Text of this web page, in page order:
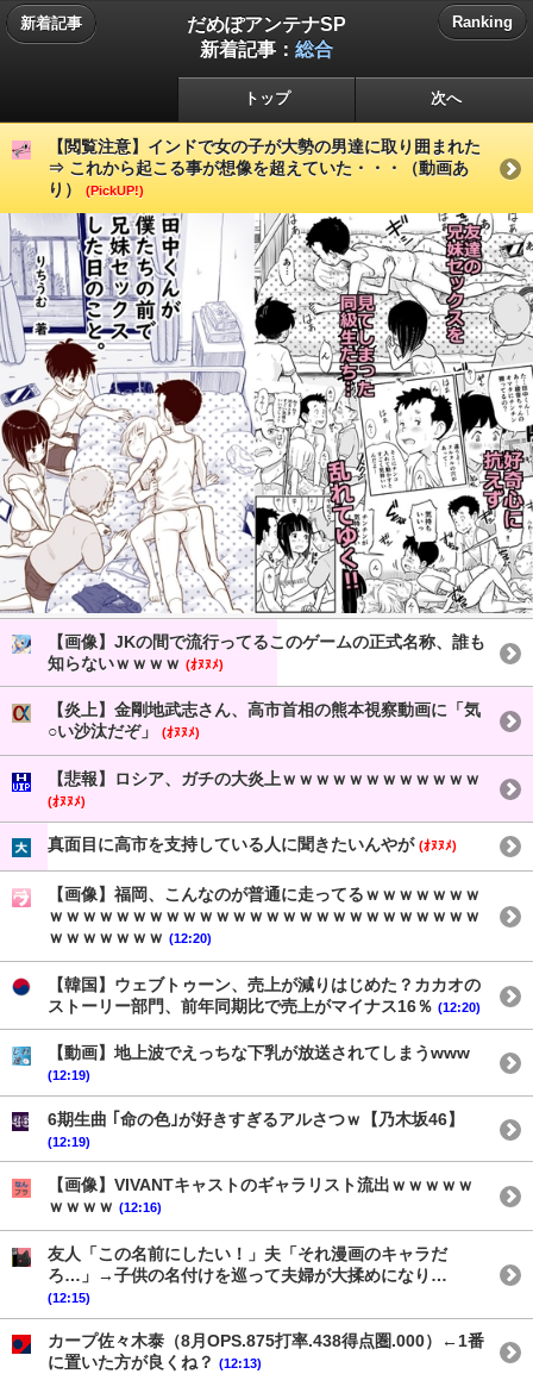
新着記事
だめぽアンテナSP
新着記事： 総合
Ranking
トップ 次へ
【閲覧注意】インドで女の子が大勢の男達に取り囲まれた
⇒ これから起こる事が想像を超えていた・・・（動画あ
り）
(PickUP!)
【画像】JKの間で流行ってるこのゲームの正式名称、誰も
知らないｗｗｗｗ (ｵﾇﾇﾒ)
【炎上】金剛地武志さん、高市首相の熊本視察動画に「気
○い沙汰だぞ」
(ｵﾇﾇﾒ)
【悲報】ロシア、ガチの大炎上ｗｗｗｗｗｗｗｗｗｗｗｗ
(ｵﾇﾇﾒ)
真面目に高市を支持している人に聞きたいんやが (ｵﾇﾇﾒ)
【画像】福岡、こんなのが普通に走ってるｗｗｗｗｗｗｗ
ｗｗｗｗｗｗｗｗｗｗｗｗｗｗｗｗｗｗｗｗｗｗｗｗｗｗ
ｗｗｗｗｗｗｗ (12:20)
【韓国】ウェブトゥーン、売上が減りはじめた？カカオの
ストーリー部門、前年同期比で売上がマイナス16％ (12:20)
【動画】地上波でえっちな下乳が放送されてしまうwww
(12:19)
6期生曲 ｢命の色｣が好きすぎるアルさつｗ【乃木坂46】
(12:19)
【画像】VIVANTキャストのギャラリスト流出ｗｗｗｗｗ
ｗｗｗｗ (12:16)
友人「この名前にしたい！」夫「それ漫画のキャラだ
ろ…」→子供の名付けを巡って夫婦が大揉めになり…
(12:15)
カープ佐々木泰（8月OPS.875打率.438得点圏.000）←1番
に置いた方が良くね？ (12:13)